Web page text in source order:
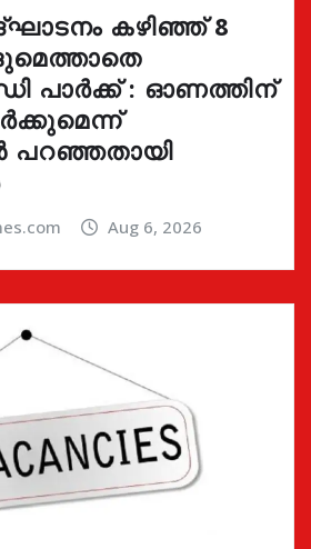
കഴിഞ്ഞ് 8
പാർക്ക് : ഓണത്തിന്
പറഞ്ഞതായി
Aug 6, 2026